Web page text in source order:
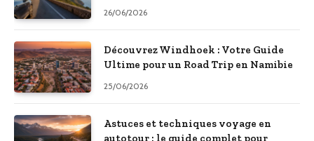
26/06/2026
Découvrez Windhoek : Votre Guide
Ultime pour un Road Trip en Namibie
25/06/2026
Astuces et techniques voyage en